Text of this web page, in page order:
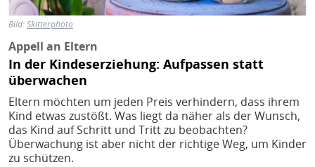
Bild:Skitterphoto
Appell an Eltern
In der Kindeserziehung: Aufpassen statt
überwachen
Eltern möchten um jeden Preis verhindern, dass ihrem
Kind etwas zustößt. Was liegt da näher als der Wunsch,
das Kind auf Schritt und Tritt zu beobachten?
Überwachung ist aber nicht der richtige Weg, um Kinder
zu schützen.